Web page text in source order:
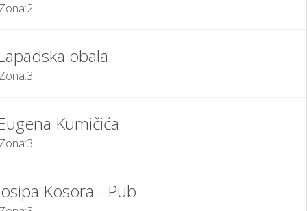
Zona:2
obala
Zona:3
Kumičića
Zona:3
Kosora - Pub